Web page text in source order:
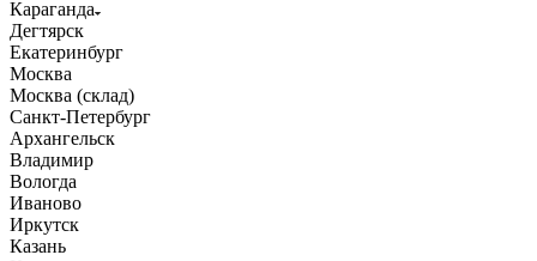
Караганда
Дегтярск
Екатеринбург
Москва
Москва (склад)
Санкт-Петербург
Архангельск
Владимир
Вологда
Иваново
Иркутск
Казань